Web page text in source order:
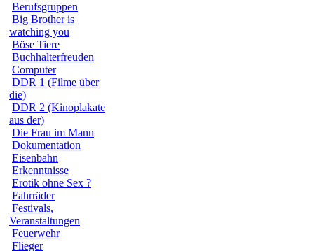
Berufsgruppen
Big Brother is
watching you
Böse Tiere
Buchhalterfreuden
Computer
DDR 1 (Filme über
die)
DDR 2 (Kinoplakate
aus der)
Die Frau im Mann
Dokumentation
Eisenbahn
Erkenntnisse
Erotik ohne Sex ?
Fahrräder
Festivals,
Veranstaltungen
Feuerwehr
Flieger